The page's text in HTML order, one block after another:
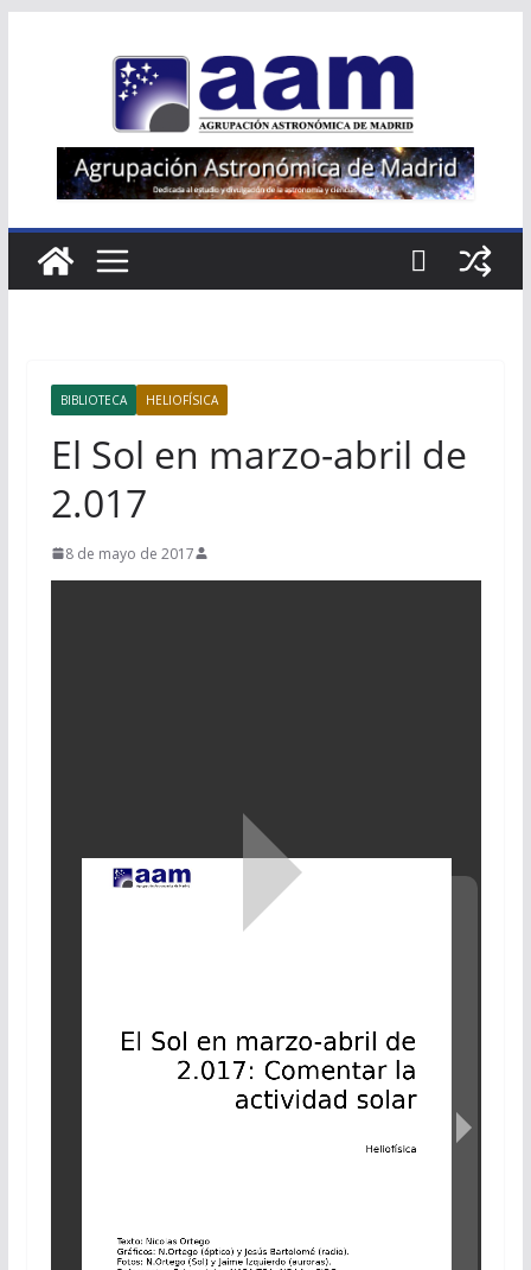
BIBLIOTECA HELIOFÍSICA
El Sol en marzo-abril de
2.017
8 de mayo de 2017